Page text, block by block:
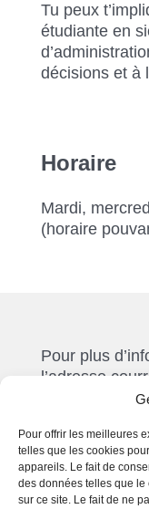
Pour offrir les meilleures
telles que les cookies
appareils. Le fait de
des données telles que
sur ce site. Le fait de ne
Tu peux
étudiante en
décisions et à
Horaire
Mardi,
(horaire
Pour plus
l’adresse